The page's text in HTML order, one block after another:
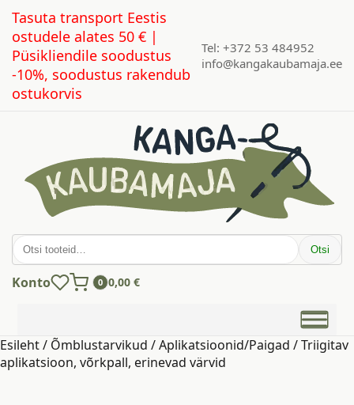
Tasuta transport Eestis
ostudele alates 50 € |
Püsikliendile soodustus
-10%, soodustus rakendub
ostukorvis
Tel: +372 53 484952
info@kangakaubamaja.ee
Otsi: Otsi
Konto 0 0,00 €
Esileht/ Õmblustarvikud /Aplikatsioonid/Paigad / Triigitav
aplikatsioon, võrkpall, erinevad värvid